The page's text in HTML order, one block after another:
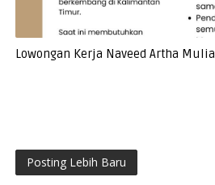
Lowongan Kerja Naveed Artha Mulia
Posting Lebih Baru